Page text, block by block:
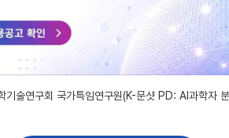
기술연구회 국가특임연구원(K-문샷 PD: AI과학자